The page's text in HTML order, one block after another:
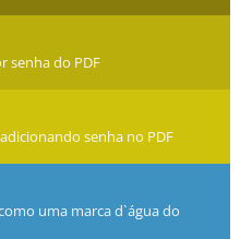
senha do PDF
senha no PDF
uma marca d`água do